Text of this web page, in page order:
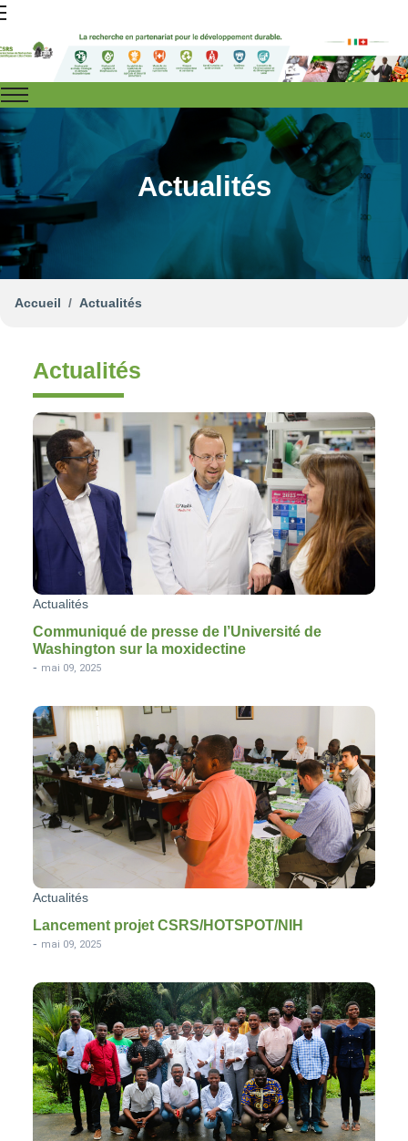
Actualités
Accueil Actualités
Actualités
Actualités
Communiqué de presse de l’Université de
Washington sur la moxidectine
- mai 09, 2025
Actualités
Lancement projet CSRS/HOTSPOT/NIH
- mai 09, 2025